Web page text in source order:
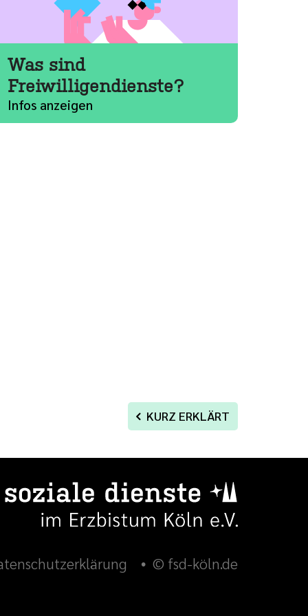
Was sind
Freiwilligendienste?
Infos anzeigen
KURZ ERKLÄRT
© fsd-köln.de